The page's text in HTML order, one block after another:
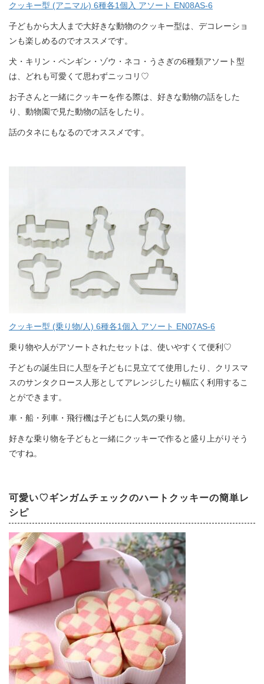
クッキー型 (アニマル) 6種各1個入 アソート EN08AS-6
子どもから大人まで大好きな動物のクッキー型は、デコレーショ
ンも楽しめるのでオススメです。
犬・キリン・ペンギン・ゾウ・ネコ・うさぎの6種類アソート型
は、どれも可愛くて思わずニッコリ♡
お子さんと一緒にクッキーを作る際は、好きな動物の話をした
り、動物園で見た動物の話をしたり。
話のタネにもなるのでオススメです。
クッキー型 (乗り物/人) 6種各1個入 アソート EN07AS-6
乗り物や人がアソートされたセットは、使いやすくて便利♡
子どもの誕生日に人型を子どもに見立てて使用したり、クリスマ
スのサンタクロース人形としてアレンジしたり幅広く利用するこ
とができます。
車・船・列車・飛行機は子どもに人気の乗り物。
好きな乗り物を子どもと一緒にクッキーで作ると盛り上がりそう
ですね。
可愛い♡ギンガムチェックのハートクッキーの簡単レ
シピ